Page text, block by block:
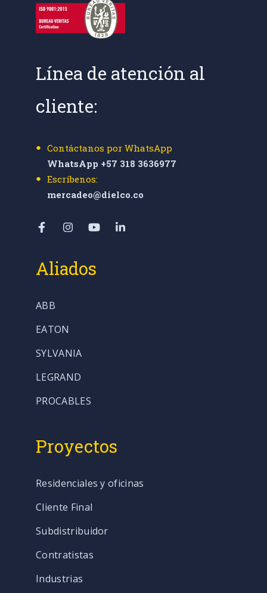
Línea de atención al
cliente:
Contáctanos por WhatsApp
WhatsApp +57 318 3636977
Escríbenos:
mercadeo@dielco.co
Aliados
ABB
EATON
SYLVANIA
LEGRAND
PROCABLES
Proyectos
Residenciales y oficinas
Cliente Final
Subdistribuidor
Contratistas
Industrias